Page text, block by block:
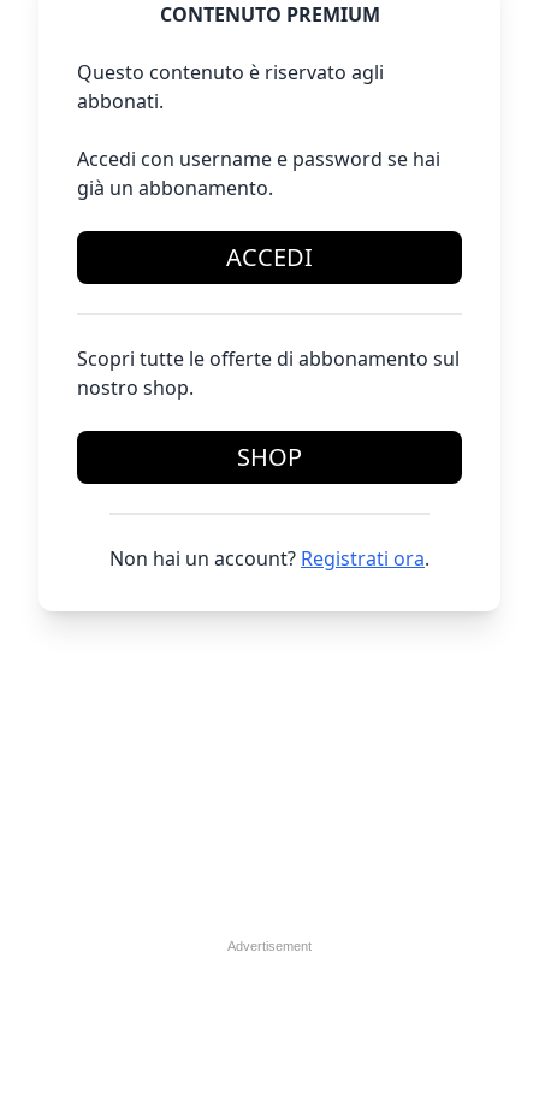
CONTENUTO PREMIUM
Questo contenuto è riservato agli
abbonati.
Accedi con username e password se hai
già un abbonamento.
ACCEDI
Scopri tutte le offerte di abbonamento sul
nostro shop.
SHOP
Non hai un account? Registrati ora.